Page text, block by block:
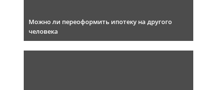
Можно ли переоформить ипотеку на другого
человека